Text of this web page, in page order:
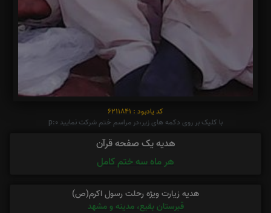
کد یادبود : 6211841
با کلیک بر روی دکمه های زیر،در مراسم ختم شرکت نمایید p:0
هدیه یک صفحه قرآن
هر ماه سه ختم کامل
هدیه زیارت ویژه رحلت رسول اکرم(ص)
قبرستان بقیع، مدینه و مشهد